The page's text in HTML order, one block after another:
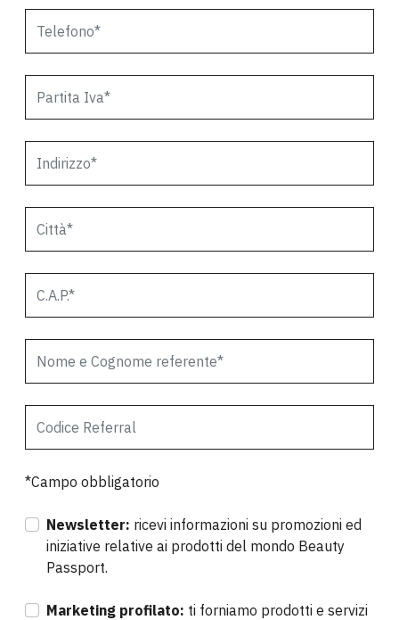
*Campo obbligatorio
Newsletter: ricevi informazioni su promozioni ed
iniziative relative ai prodotti del mondo Beauty
Passport.
Marketing profilato: ti forniamo prodotti e servizi